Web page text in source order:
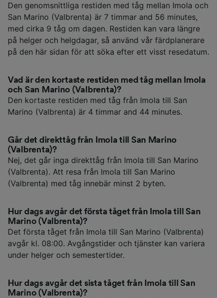
Den genomsnittliga restiden med tåg mellan Imola och
San Marino (Valbrenta) är 7 timmar and 56 minutes,
med cirka 9 tåg om dagen. Restiden kan vara längre
på helger och helgdagar, så använd vår färdplanerare
på den här sidan för att söka efter ett visst resedatum.
Vad är den kortaste restiden med tåg mellan Imola
och San Marino (Valbrenta)?
Den kortaste restiden med tåg från Imola till San
Marino (Valbrenta) är 4 timmar and 44 minutes.
Går det direkttåg från Imola till San Marino
(Valbrenta)?
Nej, det går inga direkttåg från Imola till San Marino
(Valbrenta). Att resa från Imola till San Marino
(Valbrenta) med tåg innebär minst 2 byten.
Hur dags avgår det första tåget från Imola till San
Marino (Valbrenta)?
Det första tåget från Imola till San Marino (Valbrenta)
avgår kl. 08:00. Avgångstider och tjänster kan variera
under helger och semestertider.
Hur dags avgår det sista tåget från Imola till San
Marino (Valbrenta)?